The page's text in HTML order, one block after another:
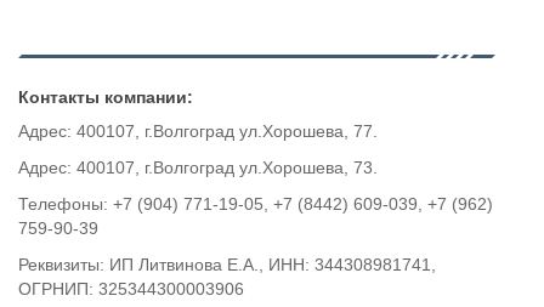
Контакты компании:
Адрес: 400107, г.Волгоград ул.Хорошева, 77.
Адрес: 400107, г.Волгоград ул.Хорошева, 73.
Телефоны: +7 (904) 771-19-05, +7 (8442) 609-039, +7 (962)
759-90-39
Реквизиты: ИП Литвинова Е.А., ИНН: 344308981741,
ОГРНИП: 325344300003906